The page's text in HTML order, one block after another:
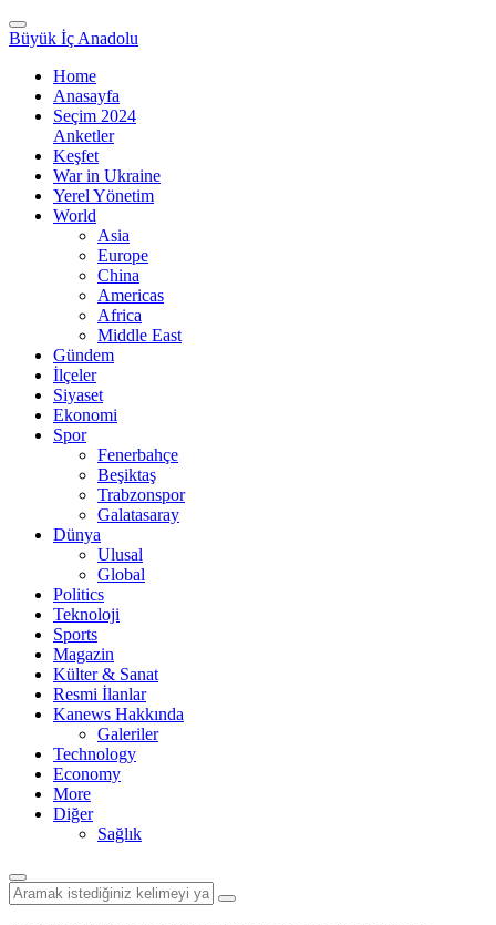
Büyük İç Anadolu
Home
Anasayfa
Seçim 2024
Anketler
Keşfet
War in Ukraine
Yerel Yönetim
World
Asia
Europe
China
Americas
Africa
Middle East
Gündem
İlçeler
Siyaset
Ekonomi
Spor
Fenerbahçe
Beşiktaş
Trabzonspor
Galatasaray
Dünya
Ulusal
Global
Politics
Teknoloji
Sports
Magazin
Külter & Sanat
Resmi İlanlar
Kanews Hakkında
Galeriler
Technology
Economy
More
Diğer
Sağlık